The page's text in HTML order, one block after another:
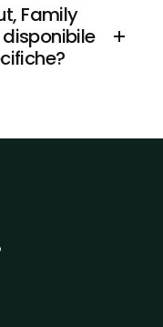
Family